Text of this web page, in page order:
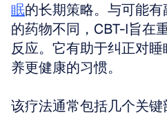
眠的长期策略。与可能
的药物不同，CBT-I旨在
反应。它有助于纠正对
养更健康的习惯。
该疗法通常包括几个关键